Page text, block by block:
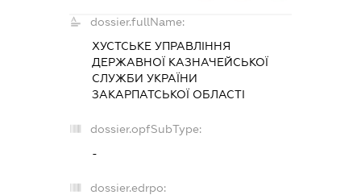
dossier.fullName:
ХУСТСЬКЕ УПРАВЛІННЯ
ДЕРЖАВНОЇ КАЗНАЧЕЙСЬКОЇ
СЛУЖБИ УКРАЇНИ
ЗАКАРПАТСЬКОЇ ОБЛАСТІ
dossier.opfSubType:
-
dossier.edrpo: